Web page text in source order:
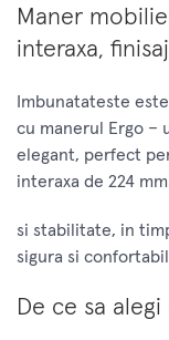
Maner
interaxa,
Imbunatateste
cu manerul Ergo –
elegant, perfect
interaxa de 224
si stabilitate, in
sigura si
De ce sa